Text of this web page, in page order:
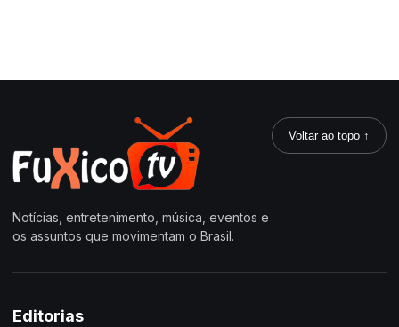
Notícias, entretenimento, música, eventos e
os assuntos que movimentam o Brasil.
Voltar ao topo ↑
Editorias